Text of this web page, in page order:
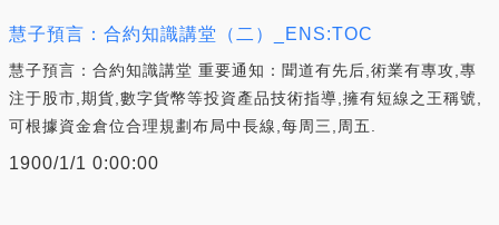
慧子預言：合約知識講堂（二）_ENS:TOC
慧子預言：合約知識講堂 重要通知：聞道有先后,術業有專攻,專
注于股市,期貨,數字貨幣等投資產品技術指導,擁有短線之王稱號,
可根據資金倉位合理規劃布局中長線,每周三,周五.
1900/1/1 0:00:00